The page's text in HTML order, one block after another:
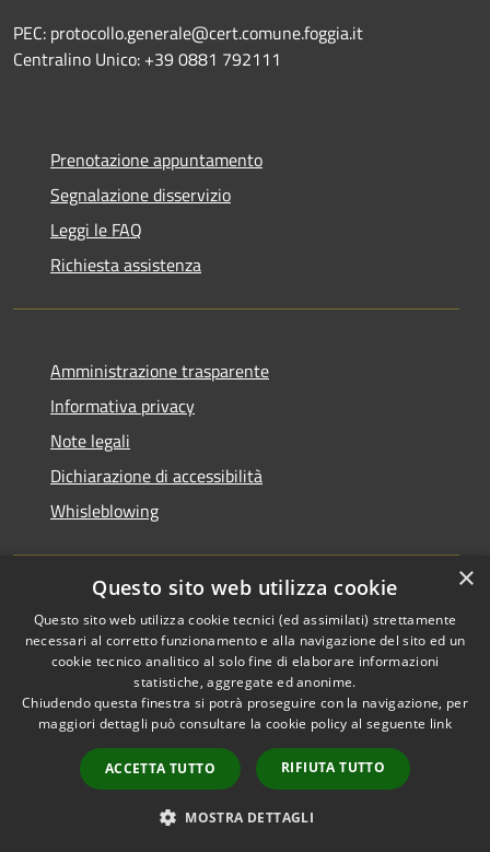
PEC: protocollo.generale@cert.comune.foggia.it
Centralino Unico: +39 0881 792111
Prenotazione appuntamento
Segnalazione disservizio
Leggi le FAQ
Richiesta assistenza
Amministrazione trasparente
Informativa privacy
Note legali
Dichiarazione di accessibilità
Whisleblowing
RSS
Accessibilità
Privacy
Cookie
Mappa del sito
Codici IPA
Area dipendenti
Copyright © 2026 • Comune di
Foggia • Powered by
Municipium
Accesso
redazione
×
Questo sito web utilizza cookie
Questo sito web utilizza cookie tecnici (ed assimilati) strettamente
necessari al corretto funzionamento e alla navigazione del sito ed un
cookie tecnico analitico al solo fine di elaborare informazioni
statistiche, aggregate ed anonime.
Chiudendo questa finestra si potrà proseguire con la navigazione, per
maggiori dettagli può consultare la cookie policy al seguente link
ACCETTA TUTTO RIFIUTA TUTTO
MOSTRA DETTAGLI